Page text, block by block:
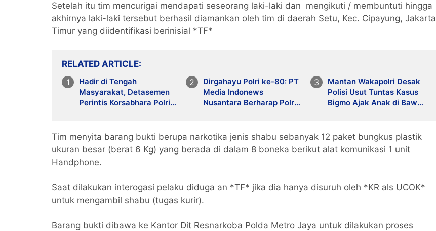
Setelah itu tim mencurigai mendapati seseorang laki-laki dan mengikuti / membuntuti hingga
akhirnya laki-laki tersebut berhasil diamankan oleh tim di daerah Setu, Kec. Cipayung, Jakarta
Timur yang diidentifikasi berinisial *TF*
RELATED ARTICLE
Hadir di Tengah
Masyarakat, Detasemen
Perintis Korsabhara Polri
Dirgahayu Polri ke-80: PT
Media Indonews
Nusantara Berharap Polri
Mantan Wakapolri Desak
Polisi Usut Tuntas Kasus
Bigmo Ajak Anak di Bawah
Tim menyita barang bukti berupa narkotika jenis shabu sebanyak 12 paket bungkus plastik
ukuran besar (berat 6 Kg) yang berada di dalam 8 boneka berikut alat komunikasi 1 unit
Handphone.
Saat dilakukan interogasi pelaku diduga an *TF* jika dia hanya disuruh oleh *KR als UCOK*
untuk mengambil shabu (tugas kurir).
Barang bukti dibawa ke Kantor Dit Resnarkoba Polda Metro Jaya untuk dilakukan proses